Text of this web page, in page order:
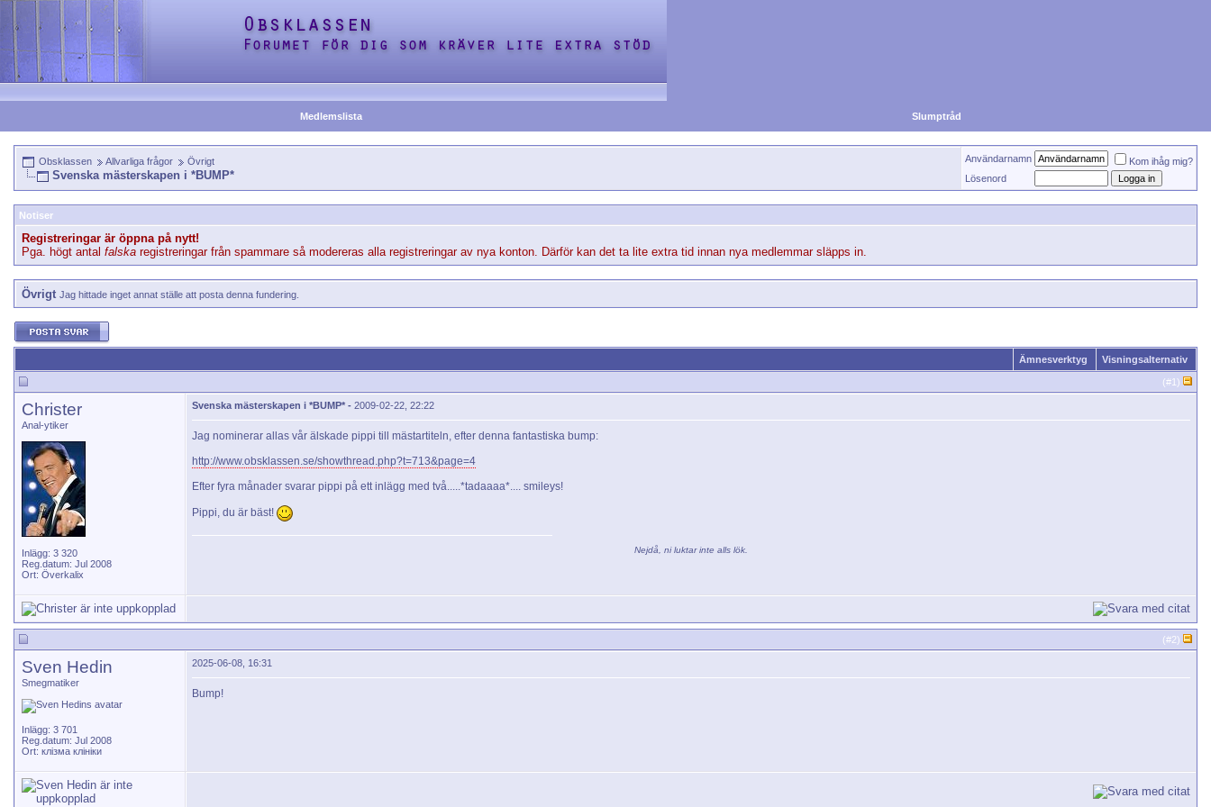
Medlemslista Slumptråd
Obsklassen Allvarliga frågor Övrigt
Svenska mästerskapen i *BUMP*
Användarnamn
Kom ihåg mig?
Lösenord
Notiser
Registreringar är öppna på nytt!
Pga. högt antal falska registreringar från spammare så modereras alla registreringar av nya konton. Därför kan det ta lite extra tid innan nya medlemmar släpps in.
Övrigt Jag hittade inget annat ställe att posta denna fundering.
Ämnesverktyg Visningsalternativ
(#1)
Christer
Anal-ytiker
Inlägg: 3 320
Reg.datum: Jul 2008
Ort: Överkalix
Svenska mästerskapen i *BUMP* - 2009-02-22, 22:22
Jag nominerar allas vår älskade pippi till mästartiteln, efter denna fantastiska bump:
http://www.obsklassen.se/showthread.php?t=713&page=4
Efter fyra månader svarar pippi på ett inlägg med två.....*tadaaaa*.... smileys!
Pippi, du är bäst!
Nejdå, ni luktar inte alls lök.
(#2)
Sven Hedin
Smegmatiker
Inlägg: 3 701
Reg.datum: Jul 2008
Ort: клізма клініки
2025-06-08, 16:31
Bump!